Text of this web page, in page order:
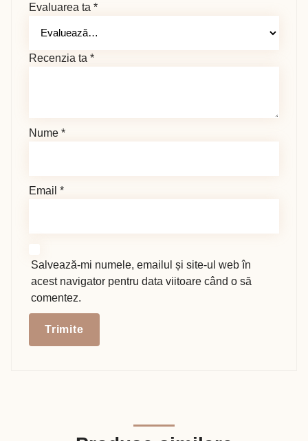
Evaluarea ta *
Recenzia ta *
Nume *
Email *
Salvează-mi numele, emailul și site-ul web în
acest navigator pentru data viitoare când o să
comentez.